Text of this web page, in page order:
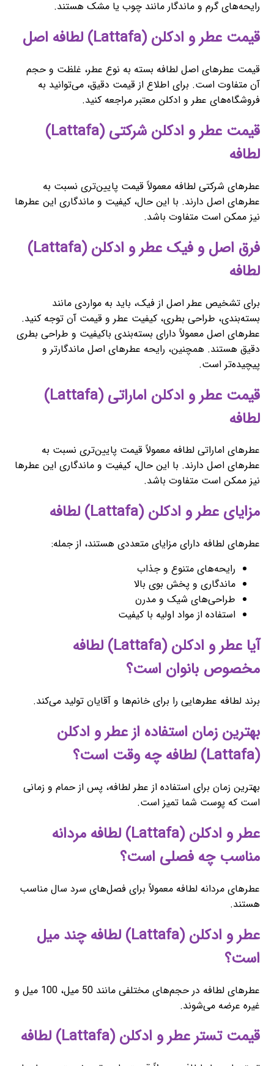
رایحه‌های گرم و ماندگار مانند چوب یا مشک هستند.
قیمت عطر و ادکلن (Lattafa) لطافه اصل
قیمت عطرهای اصل لطافه بسته به نوع عطر، غلظت و حجم
آن متفاوت است. برای اطلاع از قیمت دقیق، می‌توانید به
فروشگاه‌های عطر و ادکلن معتبر مراجعه کنید.
قیمت عطر و ادکلن شرکتی (Lattafa)
لطافه
عطرهای شرکتی لطافه معمولاً قیمت پایین‌تری نسبت به
عطرهای اصل دارند. با این حال، کیفیت و ماندگاری این عطرها
نیز ممکن است متفاوت باشد.
فرق اصل و فیک عطر و ادکلن (Lattafa)
لطافه
برای تشخیص عطر اصل از فیک، باید به مواردی مانند
بسته‌بندی، طراحی بطری، کیفیت عطر و قیمت آن توجه کنید.
عطرهای اصل معمولاً دارای بسته‌بندی باکیفیت و طراحی بطری
دقیق هستند. همچنین، رایحه عطرهای اصل ماندگارتر و
پیچیده‌تر است.
قیمت عطر و ادکلن اماراتی (Lattafa)
لطافه
عطرهای اماراتی لطافه معمولاً قیمت پایین‌تری نسبت به
عطرهای اصل دارند. با این حال، کیفیت و ماندگاری این عطرها
نیز ممکن است متفاوت باشد.
مزایای عطر و ادکلن (Lattafa) لطافه
عطرهای لطافه دارای مزایای متعددی هستند، از جمله:
رایحه‌های متنوع و جذاب
ماندگاری و پخش بوی بالا
طراحی‌های شیک و مدرن
استفاده از مواد اولیه با کیفیت
آیا عطر و ادکلن (Lattafa) لطافه
مخصوص بانوان است؟
برند لطافه عطرهایی را برای خانم‌ها و آقایان تولید می‌کند.
بهترین زمان استفاده از عطر و ادکلن
(Lattafa) لطافه چه وقت است؟
بهترین زمان برای استفاده از عطر لطافه، پس از حمام و زمانی
است که پوست شما تمیز است.
عطر و ادکلن (Lattafa) لطافه مردانه
مناسب چه فصلی است؟
عطرهای مردانه لطافه معمولاً برای فصل‌های سرد سال مناسب
هستند.
عطر و ادکلن (Lattafa) لطافه چند میل
است؟
عطرهای لطافه در حجم‌های مختلفی مانند 50 میل، 100 میل و
غیره عرضه می‌شوند.
قیمت تستر عطر و ادکلن (Lattafa) لطافه